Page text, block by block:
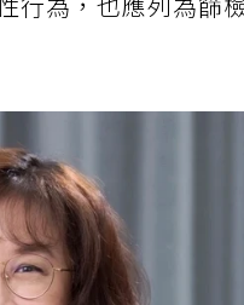
行為，也應列為篩